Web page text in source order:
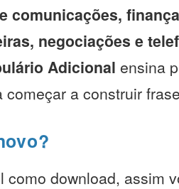
comunicações,
negociações e
Adicional ensina
começar a construir
como download, assim